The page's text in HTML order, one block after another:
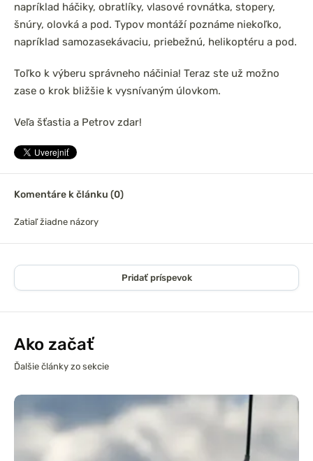
napríklad háčiky, obratlíky, vlasové rovnátka, stopery,
šnúry, olovká a pod. Typov montáží poznáme niekoľko,
napríklad samozasekávaciu, priebežnú, helikoptéru a pod.
Toľko k výberu správneho náčinia! Teraz ste už možno
zase o krok bližšie k vysnívaným úlovkom.
Veľa šťastia a Petrov zdar!
Komentáre k článku (0)
Zatiaľ žiadne názory
Pridať príspevok
Ako začať
Ďalšie články zo sekcie